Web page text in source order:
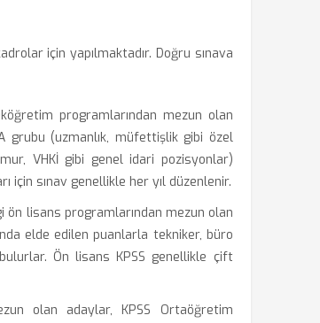
için yapılmaktadır. Doğru sınava
programlarından mezun olan
grubu (uzmanlık, müfettişlik gibi özel
VHKİ gibi genel idari pozisyonlar)
için sınav genellikle her yıl düzenlenir.
ön lisans programlarından mezun olan
elde edilen puanlarla tekniker, büro
Ön lisans KPSS genellikle çift
olan adaylar, KPSS Ortaöğretim